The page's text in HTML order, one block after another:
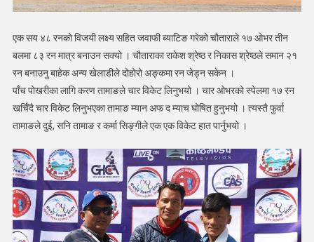
एक सय ४८ रनको विजयी लक्ष्य सहित जवाफी ब्याटिङ गरेको चौताराले १७ ओभर तीन
बलमा ८३ रन मात्र बनाउन सक्यो । चौताराका राकेश श्रेष्ठ र निकास श्रेष्ठले समान २१
रन बनाउनु बाहेक अन्य खेलाडीले दोहोरो अङ्कमा रन जेड्न सकेन ।
पाँच पोखरीका लागि करण तामाङले चार विकेट लिनुभयो । चार ओभरको स्पेलमा १७ रन
खर्चिँदै चार विकेट लिनुभएका तामाङ म्यान अफ द म्याच घोषित हुनुभयो । त्यस्तै फुर्वा
तामाङले दुई, सनि तामाङ र कर्मा सिङ्गीले एक एक विकेट हात पार्नुभयो ।